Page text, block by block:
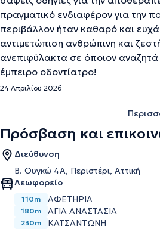
πραγματικό ενδιαφέρον για την
περιβάλλον ήταν καθαρό και
αντιμετώπιση ανθρώπινη και
ανεπιφύλακτα σε όποιον αναζητά
έμπειρο οδοντίατρο!
24 Απριλίου 2026
Πρόσβαση και
Διεύθυνση
Β. Ουγκώ 4Α, Περιστέρι, Αττική
Λεωφορείο
110m ΑΦΕΤΗΡΙΑ
180m ΑΓΙΑ ΑΝΑΣΤΑΣΙΑ
230m
ΚΑΤΣΑΝΤΏΝΗ